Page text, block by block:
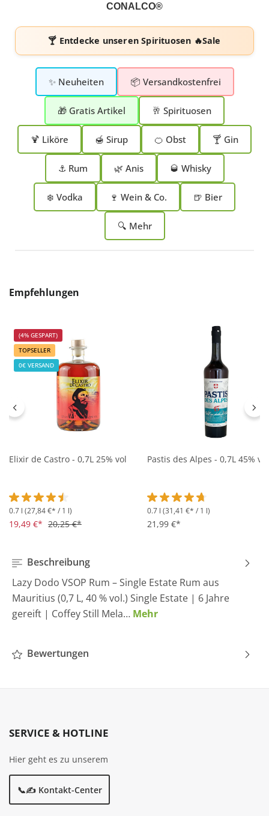
CONALCO®
🍸 Entdecke unserenSpirituosen 🔥Sale
✨ Neuheiten 📦 Versandkostenfrei
🎁 Gratis Artikel 🥂 Spirituosen
🍹 Liköre 🍯 Sirup 🍊 Obst 🍸 Gin
⚓ Rum 🌿 Anis 🥃 Whisky
❄️ Vodka 🍷 Wein & Co. 🍺 Bier
🔍 Mehr
Produktgalerie überspringen
Empfehlungen
(4% GESPART)
TOPSELLER
0€ VERSAND
Elixir de Castro - 0,7L 25% vol
Durchschnittliche Bewertung von 4.5 von 5 Sternen
0.7 l (27,84 €* / 1 l)
19,49 €* 20,25 €*
Pastis des Alpes - 0,7L 45% vol
Durchschnittliche
0.7 l (31,41 €* / 1 l)
21,99 €*
Beschreibung
Lazy Dodo VSOP Rum – Single Estate Rum aus
Mauritius (0,7 L, 40 % vol.) Single Estate | 6 Jahre
gereift | Coffey Still Mela… Mehr
Bewertungen
SERVICE & HOTLINE
Hier geht es zu unserem
📞✍️ Kontakt-Center